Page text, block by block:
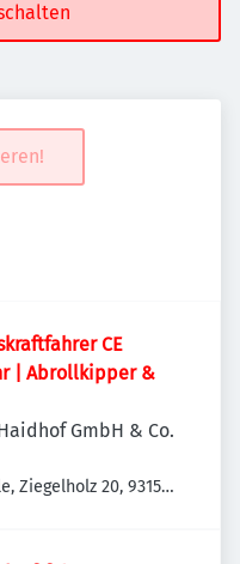
CE
| Abrollkipper &
GmbH & Co.
Ziegelholz 20, 93158